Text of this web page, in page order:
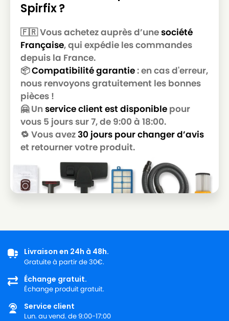
LG-
GOLDSTAR
LG-
GOLDSTAR
LG-GOLDSTAR T 2950
LG-
GOLDSTAR
LG-GOLDSTAR T 2990
LG-
GOLDSTAR
LG-GOLDSTAR T 3800
LG-
GOLDSTAR
LG-GOLDSTAR T 3900
LG-
GOLDSTAR
LG-GOLDSTAR TB 33
LG-
LG-GOLDSTAR TB 39
LG-
GOLDSTAR
LG-GOLDSTAR TURBO 2700
LG-
GOLDSTAR
LG-GOLDSTAR TURBO 2900
LG-
Spirfix ?
🇫🇷 Vous achetez auprès d’unesociété
Française, qui expédie les commandes
depuis la France.
📦Compatibilité garantie: en cas d'erreur,
nous renvoyons gratuitement les bonnes
pièces !
🤗 Un service client est disponible pour
vous 5 jours sur 7, de 9:00 à 18:00.
🔁 Vous avez30 jours pour changer d’avis
et retourner votre produit.
Livraison en 24h à 48h.
Gratuite à partir de 30€.
Échange gratuit.
Échange produit gratuit.
Service client
Lun. au vend. de 9:00-17:00